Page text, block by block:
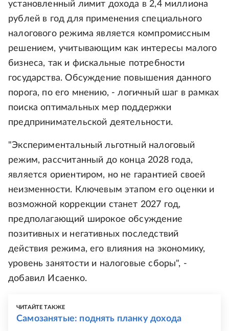
установленный лимит дохода в 2,4 миллиона
рублей в год для применения специального
налогового режима является компромиссным
решением, учитывающим как интересы малого
бизнеса, так и фискальные потребности
государства. Обсуждение повышения данного
порога, по его мнению, - логичный шаг в рамках
поиска оптимальных мер поддержки
предпринимательской деятельности.
"Экспериментальный льготный налоговый
режим, рассчитанный до конца 2028 года,
является ориентиром, но не гарантией своей
неизменности. Ключевым этапом его оценки и
возможной коррекции станет 2027 год,
предполагающий широкое обсуждение
позитивных и негативных последствий
действия режима, его влияния на экономику,
уровень занятости и налоговые сборы", -
добавил Исаенко.
ЧИТАЙТЕ ТАКЖЕ
Самозанятые: поднять планку дохода